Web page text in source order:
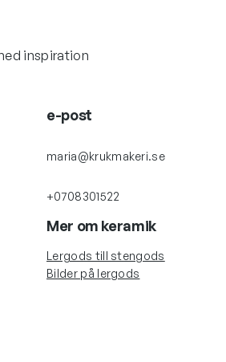
inspiration
e-post
maria@krukmakeri.se
+0708301522
Mer om keramik
Lergods till stengods
Bilder på lergods